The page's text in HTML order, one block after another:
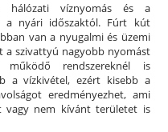
hálózati víznyomás és a
a nyári időszaktól. Fúrt kút
van a nyugalmi és üzemi
a szivattyú nagyobb nyomást
rendszereknél is
a vízkivétel, ezért kisebb a
eredményezhet, ami
vagy nem kívánt területet is